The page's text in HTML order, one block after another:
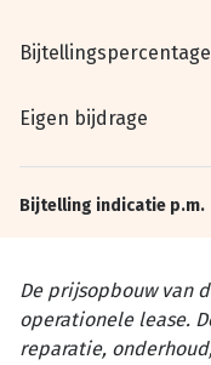
Bijtellingspercentage
Eigen bijdrage
Bijtelling indicatie p.m.
De prijsopbouw van
operationele lease.
reparatie,